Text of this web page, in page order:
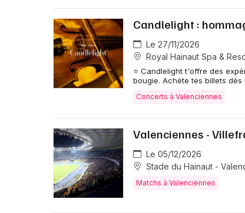
Candlelight :
Le 27/11/2026
Royal Hainaut Spa &
⭐ Candlelight t'offre des
bougie. Achète tes billets
Concerts à Valenciennes
Valenciennes -
Le 05/12/2026
Stade du Hainaut -
Matchs à Valenciennes